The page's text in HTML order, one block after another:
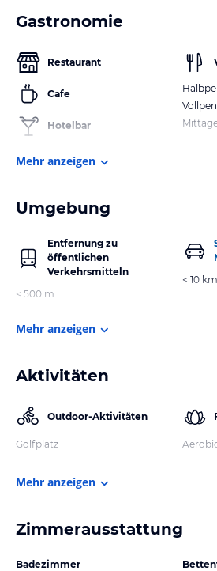
Gastronomie
Restaurant
Cafe
Hotelbar
Mehr anzeigen
Umgebung
Entfernung zu
öffentlichen
Verkehrsmitteln
< 500 m
< 10 km
Mehr anzeigen
Aktivitäten
Outdoor-Aktivitäten
Golfplatz
Mehr anzeigen
Zimmerausstattung
Badezimmer